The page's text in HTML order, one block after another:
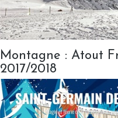
Montagne : Atout
2017/2018